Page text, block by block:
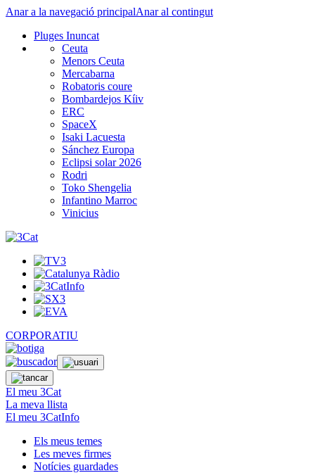
Anar a la navegació principalAnar al contingut
Pluges Inuncat
Ceuta
Menors Ceuta
Mercabarna
Robatoris coure
Bombardejos Kíiv
ERC
SpaceX
Isaki Lacuesta
Sánchez Europa
Eclipsi solar 2026
Rodri
Toko Shengelia
Infantino Marroc
Vinicius
CORPORATIU
El meu 3Cat
La meva llista
El meu 3CatInfo
Els meus temes
Les meves firmes
Notícies guardades